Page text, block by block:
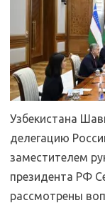
Узбекистана
делегацию
заместителем
президента РФ
рассмотрены